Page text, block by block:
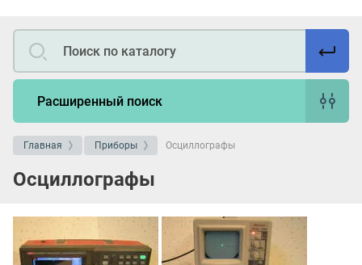
Расширенный поиск
Главная Приборы Осциллографы
Осциллографы